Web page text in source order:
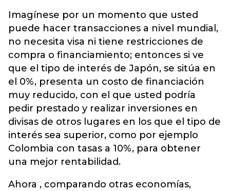
Imagínese por un momento que usted
puede hacer transacciones a nivel mundial,
no necesita visa ni tiene restricciones de
compra o financiamiento; entonces si ve
que el tipo de interés de Japón, se sitúa en
el 0%, presenta un costo de financiación
muy reducido, con el que usted podría
pedir prestado y realizar inversiones en
divisas de otros lugares en los que el tipo de
interés sea superior, como por ejemplo
Colombia con tasas a 10%, para obtener
una mejor rentabilidad.
Ahora , comparando otras economías,